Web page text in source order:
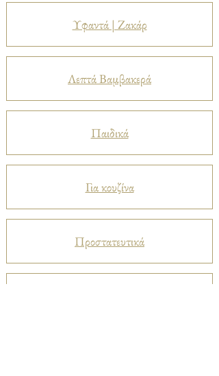
Υφαντά | Ζακάρ
Λεπτά Βαμβακερά
Παιδικά
Για κουζίνα
Προστατευτικά